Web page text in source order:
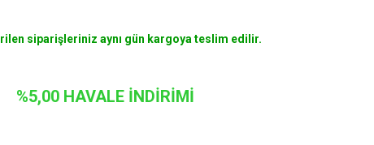
siparişleriniz aynı gün kargoya teslim edilir.
%5,00 HAVALE İNDİRİMİ